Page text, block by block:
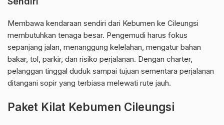
Membawa kendaraan sendiri dari Kebumen ke Cileungsi
membutuhkan tenaga besar. Pengemudi harus fokus
sepanjang jalan, menanggung kelelahan, mengatur bahan
bakar, tol, parkir, dan risiko perjalanan. Dengan charter,
pelanggan tinggal duduk sampai tujuan sementara perjalanan
ditangani sopir yang terbiasa melewati rute jauh.
Paket Kilat Kebumen Cileungsi